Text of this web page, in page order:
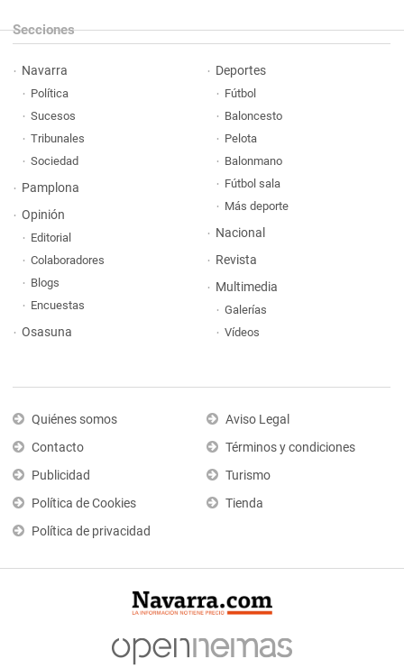
Secciones
Navarra
Política
Sucesos
Tribunales
Sociedad
Pamplona
Opinión
Editorial
Colaboradores
Blogs
Encuestas
Osasuna
Deportes
Fútbol
Baloncesto
Pelota
Balonmano
Fútbol sala
Más deporte
Nacional
Revista
Multimedia
Galerías
Vídeos
Quiénes somos
Contacto
Publicidad
Política de Cookies
Política de privacidad
Aviso Legal
Términos y condiciones
Turismo
Tienda